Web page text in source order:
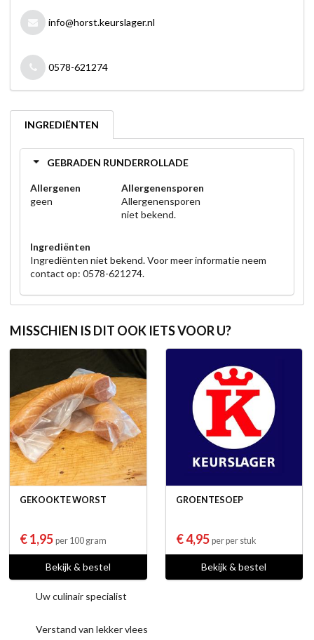
info@horst.keurslager.nl
0578-621274
INGREDIËNTEN
GEBRADEN RUNDERROLLADE
Allergenen
geen
Allergenensporen
Allergenensporen
niet bekend.
Ingrediënten
Ingrediënten niet bekend. Voor meer informatie neem
contact op: 0578-621274.
MISSCHIEN IS DIT OOK IETS VOOR U?
GEKOOKTE WORST
€ 1,95 per 100 gram
Bekijk & bestel
GROENTESOEP
€ 4,95 per per stuk
Bekijk & bestel
Uw culinair specialist
Verstand van lekker vlees